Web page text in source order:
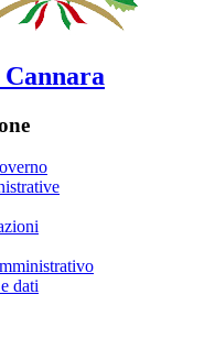
dati